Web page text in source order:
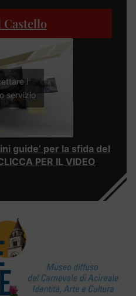
i
servizio
guide’ per la sfida del
PER IL VIDEO